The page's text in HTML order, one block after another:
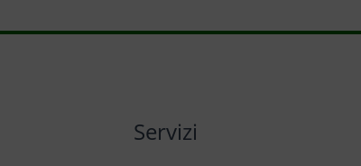
Servizi